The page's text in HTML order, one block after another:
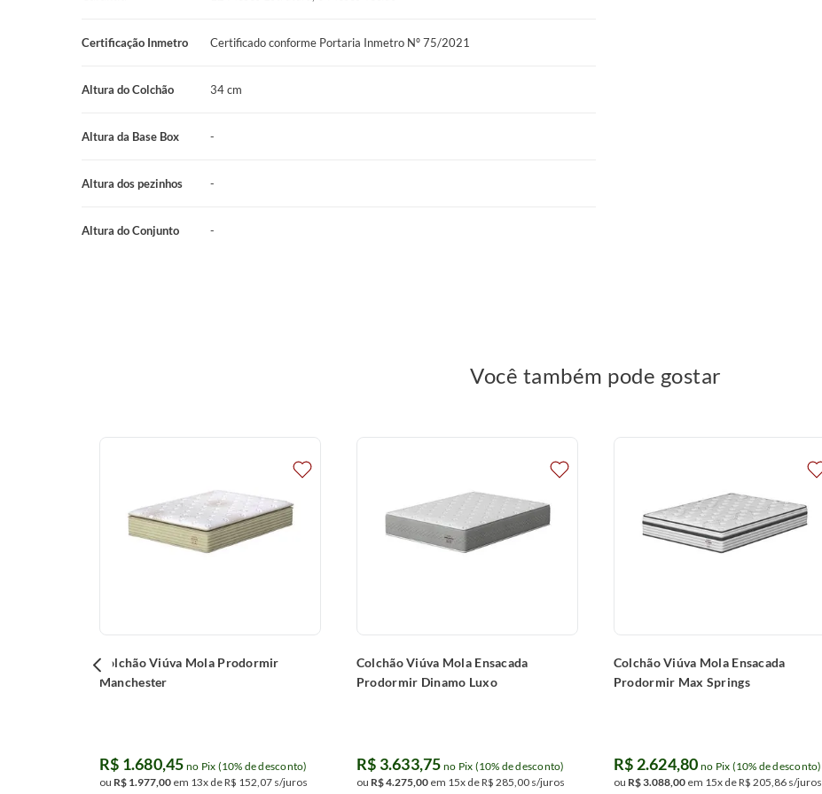
Manutenção Simples (Não Precisa Virar): A tecnologia No Turn torna a manutenção do seu colchão
Qualidade e Segurança Aprovadas: O Colchão Prodormir Comfort Bambu tem o Certificado do
segurança do Brasil. A garantia de 12 meses mostra que a Prodormir se preocupa muito em oferecer
exclusivas e sofisticadas, buscando algo que realmente vale a pena e que se transforma em
Certificação Inmetro Certificado conforme Portaria Inmetro Nº 75/2021
Altura do Colchão 34 cm
Altura da Base Box -
Altura dos pezinhos -
Altura do Conjunto -
Você também pode gostar
Colchão Viúva Mola Prodormir
Manchester
R$ 1.680,45 no Pix (10% de desconto)
ou R$ 1.977,00em 13x deR$ 152,07s/juros
Colchão Viúva Mola Ensacada
Prodormir Dinamo Luxo
R$ 3.633,75 no Pix (10% de desconto)
ou R$4.275,00em 15x deR$ 285,00s/juros
Colchão Viúva Mola Ensacada
Prodormir Max Springs
R$ 2.624,80 no Pix (10% de desconto)
ou R$3.088,00em 15x deR$ 205,86s/juros